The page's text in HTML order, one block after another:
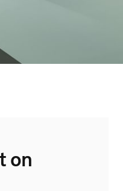
on